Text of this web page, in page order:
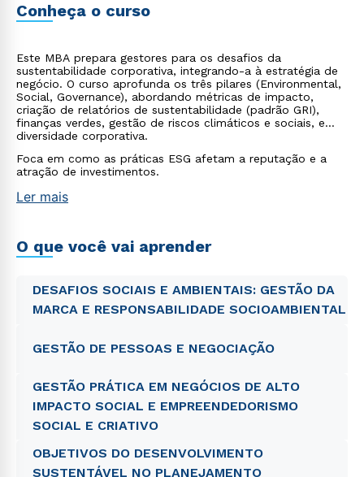
Conheça o curso
Este MBA prepara gestores para os desafios da
sustentabilidade corporativa, integrando-a à estratégia de
negócio. O curso aprofunda os três pilares (Environmental,
Social, Governance), abordando métricas de impacto,
criação de relatórios de sustentabilidade (padrão GRI),
finanças verdes, gestão de riscos climáticos e sociais, e
diversidade corporativa.
Foca em como as práticas ESG afetam a reputação e a
atração de investimentos.
Ler mais
O que você vai aprender
DESAFIOS SOCIAIS E AMBIENTAIS: GESTÃO DA
MARCA E RESPONSABILIDADE SOCIOAMBIENTAL
GESTÃO DE PESSOAS E NEGOCIAÇÃO
GESTÃO PRÁTICA EM NEGÓCIOS DE ALTO
IMPACTO SOCIAL E EMPREENDEDORISMO
SOCIAL E CRIATIVO
OBJETIVOS DO DESENVOLVIMENTO
SUSTENTÁVEL NO PLANEJAMENTO